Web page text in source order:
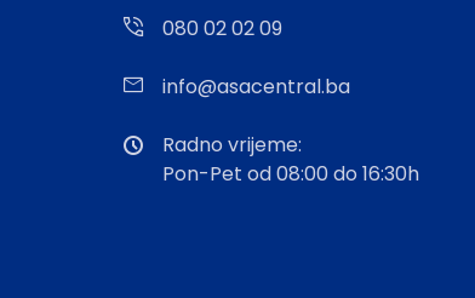
080 02 02 09
info@asacentral.ba
Radno vrijeme:
Pon-Pet od 08:00 do 16:30h